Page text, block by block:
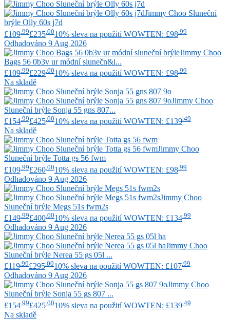
Jimmy Choo Sluneční
brýle Olly 60s j7d
£109 .99£235 .0010% sleva na použití WOWTEN: £98 .99
Odhadováno 9 Aug 2026
Jimmy Choo
Bags 56 0b3v ur módní slunečn&i...
£109 .99£229 .0010% sleva na použití WOWTEN: £98 .99
Na skladě
Jimmy Choo
Sluneční brýle Sonja 55 gns 807...
£154.99£425.0010% sleva na použití WOWTEN: £139.49
Na skladě
Jimmy Choo
Sluneční brýle Totta gs 56 fwm
£109 .99£260 .0010% sleva na použití WOWTEN: £98 .99
Odhadováno 9 Aug 2026
Jimmy Choo
Sluneční brýle Megs 51s fwm2s
£149 .99£400 .0010% sleva na použití WOWTEN: £134 .99
Odhadováno 9 Aug 2026
Jimmy Choo
Sluneční brýle Nerea 55 gs 05l ...
£119.99£295.0010% sleva na použití WOWTEN: £107.99
Odhadováno 9 Aug 2026
Jimmy Choo
Sluneční brýle Sonja 55 gs 807 ...
£154 .99£425 .0010% sleva na použití WOWTEN: £139 .49
Na skladě